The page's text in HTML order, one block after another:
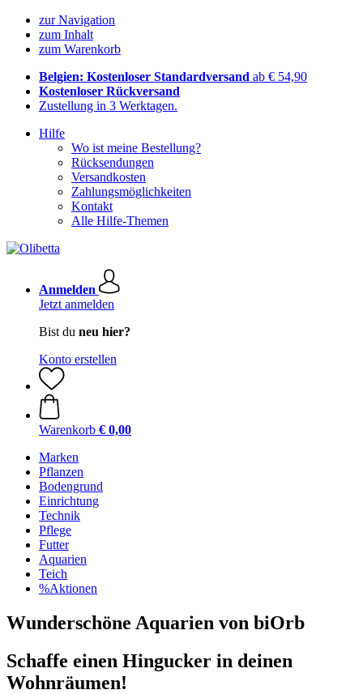
zur Navigation
zum Inhalt
zum Warenkorb
Belgien: Kostenloser Standardversand ab € 54,90
Kostenloser Rückversand
Zustellung in 3 Werktagen.
Hilfe
Wo ist meine Bestellung?
Rücksendungen
Versandkosten
Zahlungsmöglichkeiten
Kontakt
Alle Hilfe-Themen
Anmelden
Jetzt anmelden
Bist du neu hier?
Konto erstellen
Warenkorb € 0,00
Marken
Pflanzen
Bodengrund
Einrichtung
Technik
Pflege
Futter
Aquarien
Teich
%Aktionen
Wunderschöne Aquarien von biOrb
Schaffe einen Hingucker in deinen
Wohnräumen!